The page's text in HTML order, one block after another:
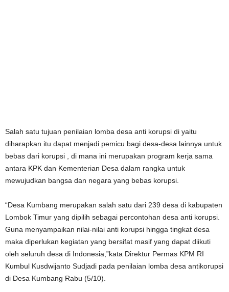
Salah satu tujuan penilaian lomba desa anti korupsi di yaitu
diharapkan itu dapat menjadi pemicu bagi desa-desa lainnya untuk
bebas dari korupsi , di mana ini merupakan program kerja sama
antara KPK dan Kementerian Desa dalam rangka untuk
mewujudkan bangsa dan negara yang bebas korupsi.
“Desa Kumbang merupakan salah satu dari 239 desa di kabupaten
Lombok Timur yang dipilih sebagai percontohan desa anti korupsi.
Guna menyampaikan nilai-nilai anti korupsi hingga tingkat desa
maka diperlukan kegiatan yang bersifat masif yang dapat diikuti
oleh seluruh desa di Indonesia,”kata Direktur Permas KPM RI
Kumbul Kusdwijanto Sudjadi pada penilaian lomba desa antikorupsi
di Desa Kumbang Rabu (5/10).